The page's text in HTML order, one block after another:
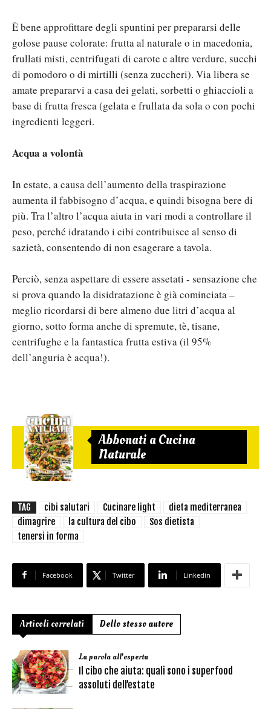
È bene approfittare degli spuntini per prepararsi delle
golose pause colorate: frutta al naturale o in macedonia,
frullati misti, centrifugati di carote e altre verdure, succhi
di pomodoro o di mirtilli (senza zuccheri). Via libera se
amate prepararvi a casa dei gelati, sorbetti o ghiaccioli a
base di frutta fresca (gelata e frullata da sola o con pochi
ingredienti leggeri.
Acqua a volontà
In estate, a causa dell’aumento della traspirazione
aumenta il fabbisogno d’acqua, e quindi bisogna bere di
più. Tra l’altro l’acqua aiuta in vari modi a controllare il
peso, perché idratando i cibi contribuisce al senso di
sazietà, consentendo di non esagerare a tavola.
Perciò, senza aspettare di essere assetati - sensazione che
si prova quando la disidratazione è già cominciata –
meglio ricordarsi di bere almeno due litri d’acqua al
giorno, sotto forma anche di spremute, tè, tisane,
centrifughe e la fantastica frutta estiva (il 95%
dell’anguria è acqua!).
Abbonati a Cucina
Naturale
TAG cibi salutari Cucinare light
dieta mediterranea
dimagrire
la cultura del cibo
Sos dietista
tenersi in forma
Facebook Twitter Linkedin
Articoli correlati Dello stesso autore
La parola all'esperta
Il cibo che aiuta: quali sono i superfood
assoluti dell’estate